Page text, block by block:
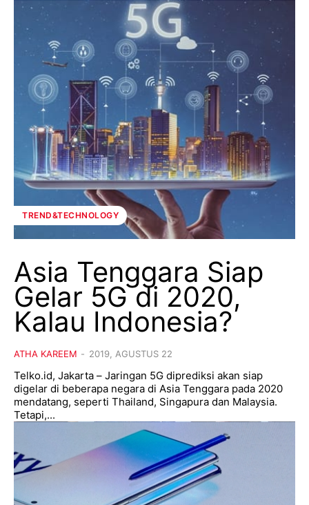
TREND&TECHNOLOGY
Asia Tenggara Siap
Gelar 5G di 2020,
Kalau Indonesia?
ATHA KAREEM - 2019, AGUSTUS 22
Telko.id, Jakarta – Jaringan 5G diprediksi akan siap
digelar di beberapa negara di Asia Tenggara pada 2020
mendatang, seperti Thailand, Singapura dan Malaysia.
Tetapi,...